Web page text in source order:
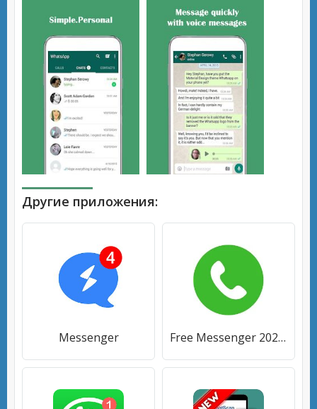
Другие приложения:
Messenger Free Messenger 2020 New Tips